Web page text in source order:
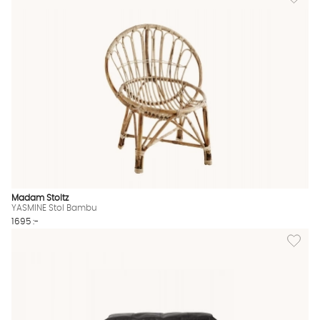
Madam Stoltz
YASMINE Stol Bambu
1695 :-
Lägg